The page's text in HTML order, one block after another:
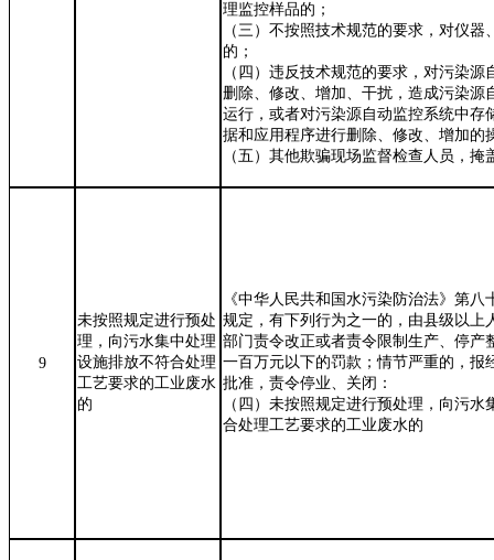
理监控样品的；
（三）不按照技术规范的要求，对仪
的；
（四）违反技术规范的要求，对污染
删除、修改、增加、干扰，造成污染源
运行，或者对污染源自动监控系统中存
据和应用程序进行删除、修改、增加的
（五）其他欺骗现场监督检查人员，
9
未按照规定进行预处
理，向污水集中处理
设施排放不符合处理
工艺要求的工业废水
的
《中华人民共和国水污染防治法》第八
规定，有下列行为之一的，由县级以上
部门责令改正或者责令限制生产、停产
一百万元以下的罚款；情节严重的，报
批准，责令停业、关闭：
（四）未按照规定进行预处理，向污
合处理工艺要求的工业废水的